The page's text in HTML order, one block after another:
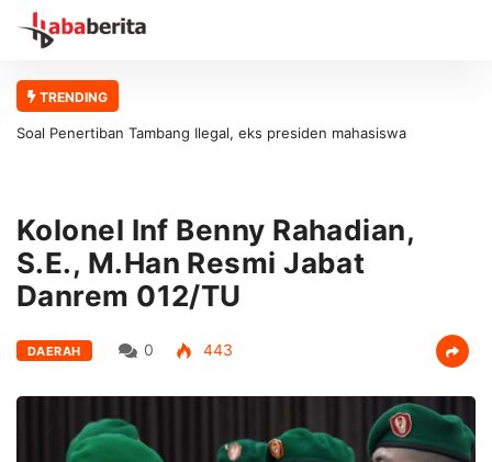
TRENDING
Soal Penertiban Tambang Ilegal, eks presiden mahasiswa
Kolonel Inf Benny Rahadian,
S.E., M.Han Resmi Jabat
Danrem 012/TU
DAERAH 0 443